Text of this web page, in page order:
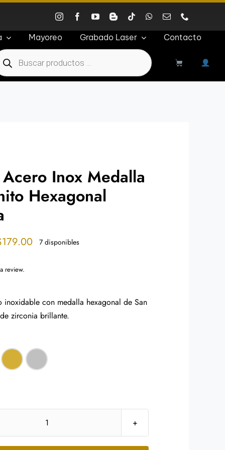
Mayoreo Grabado Laser
Contacto
Acero Inox Medalla
Hexagonal
179.00Price
$179.00
7 disponibles
review.
inoxidable con medalla hexagonal de San
zirconia brillante.
Pulsera